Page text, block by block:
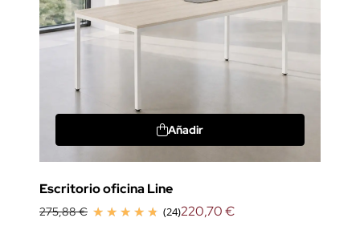
Añadir
Escritorio oficina Line
275,88 € (24)220,70 €